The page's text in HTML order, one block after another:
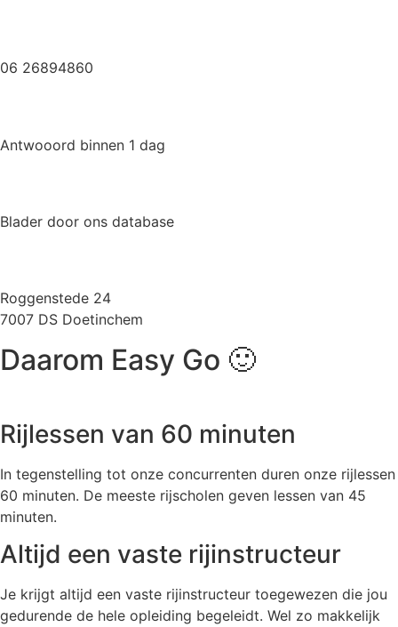
06 26894860
Antwooord binnen 1 dag
Blader door ons database
Roggenstede 24
7007 DS Doetinchem
Daarom Easy Go 🙂
Rijlessen van 60 minuten
In tegenstelling tot onze concurrenten duren onze rijlessen
60 minuten. De meeste rijscholen geven lessen van 45
minuten.
Altijd een vaste rijinstructeur
Je krijgt altijd een vaste rijinstructeur toegewezen die jou
gedurende de hele opleiding begeleidt. Wel zo makkelijk